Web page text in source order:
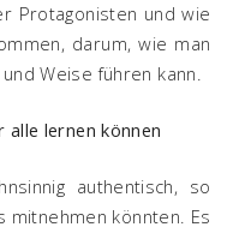
Protagonisten und wie
darum, wie man
Weise führen kann.
alle lernen können
authentisch, so
mitnehmen könnten. Es